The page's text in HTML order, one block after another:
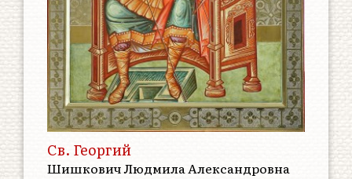
Св. Георгий
Шишкович Людмила Александровна